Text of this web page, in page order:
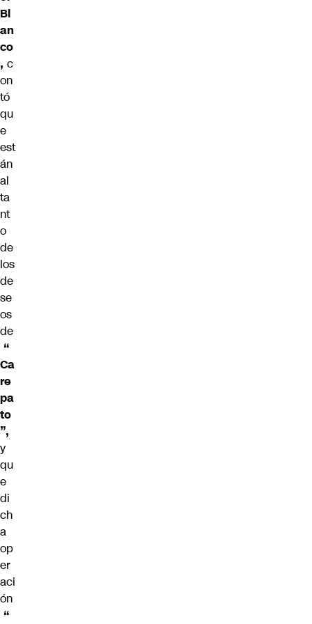
Bl
an
co
, c
on
tó
qu
e
est
án
al
ta
nt
o
de
los
de
se
os
de
“
Ca
re
pa
to
”,
y
qu
e
di
ch
a
op
er
aci
ón
“